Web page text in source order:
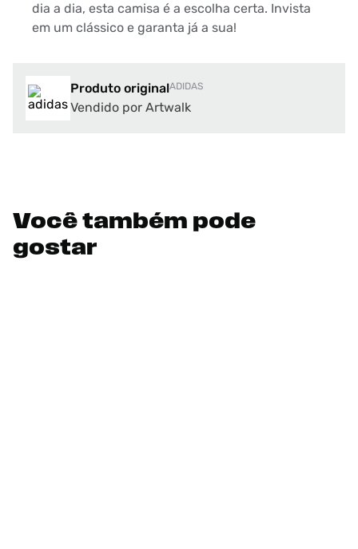
dia a dia, esta camisa é a escolha certa. Invista
em um clássico e garanta já a sua!
Produto originalADIDAS
Vendido por Artwalk
Você também pode
gostar